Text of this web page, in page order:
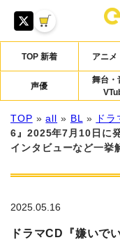
TOP 新着 アニメ
声優
舞台・
TOP »all » BL » ド
6』2025年7月10日に
インタビューなど一挙
2025.05.16
ドラマCD『嫌いで